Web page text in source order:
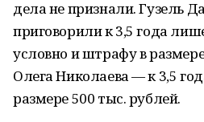
дела не признали. Гузель
приговорили к 3,5 года
условно и штрафу в
Олега Николаева — к 3,5
размере 500 тыс. рублей.